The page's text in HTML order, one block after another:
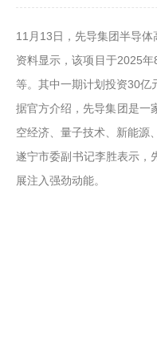
11月13日，先导集团半导
资料显示，该项目于2025
等。其中一期计划投资30亿
据官方介绍，先导集团是一
空经济、量子技术、新能源
遂宁市委副书记李胜表示，
展注入强劲动能。